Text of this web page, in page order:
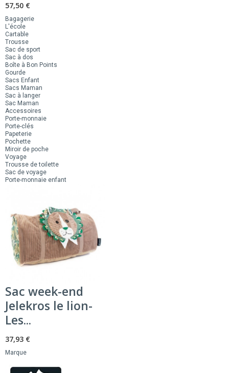
57,50 €
Bagagerie
L'école
Cartable
Trousse
Sac de sport
Sac à dos
Boîte à Bon Points
Gourde
Sacs Enfant
Sacs Maman
Sac à langer
Sac Maman
Accessoires
Porte-monnaie
Porte-clés
Papeterie
Pochette
Miroir de poche
Voyage
Trousse de toilette
Sac de voyage
Porte-monnaie enfant
Sac week-end
Jelekros le lion-
Les...
37,93 €
Marque